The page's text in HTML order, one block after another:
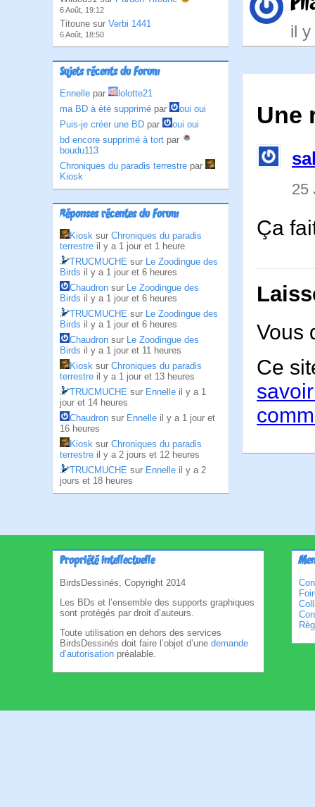
6 Août, 19:12
Titoune sur Verbi 1441
6 Août, 18:50
Sujets récents du Forum
Ennelle par
lolotte21
ma BD à été supprimé par
oui oui
Puis-je créer une BD par
oui oui
bd encore supprimé à tort par
boudu113
Chroniques du paradis terrestre par
Kiosk
Réponses récentes du Forum
Kiosk sur Chroniques du paradis
terrestre il y a 1 jour et 1 heure
TRUCMUCHE sur Le Zoodingue des
Birds il y a 1 jour et 6 heures
Chaudron sur Le Zoodingue des
Birds il y a 1 jour et 6 heures
TRUCMUCHE sur Le Zoodingue des
Birds il y a 1 jour et 6 heures
Chaudron sur Le Zoodingue des
Birds il y a 1 jour et 11 heures
Kiosk sur Chroniques du paradis
terrestre il y a 1 jour et 13 heures
TRUCMUCHE sur Ennelle il y a 1
jour et 14 heures
Chaudron sur Ennelle il y a 1 jour et
16 heures
Kiosk sur Chroniques du paradis
terrestre il y a 2 jours et 12 heures
TRUCMUCHE sur Ennelle il y a 2
jours et 18 heures
il y
Une
25
Ça
Vous
Ce
Propriété intellectuelle
BirdsDessinés, Copyright 2014
Les BDs et l’ensemble des supports graphiques
sont protégés par droit d’auteurs.
Toute utilisation en dehors des services
BirdsDessinés doit faire l’objet d’une demande
d’autorisation préalable.